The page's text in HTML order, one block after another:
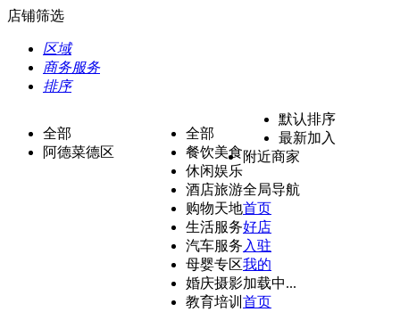
店铺筛选
区域
商务服务
排序
全部
阿德菜德区
全部
餐饮美食
休闲娱乐
酒店旅游
购物天地
生活服务
汽车服务
母婴专区
婚庆摄影
教育培训
默认排序
最新加入
附近商家
全局导航
首页
好店
入驻
我的
加载中...
首页